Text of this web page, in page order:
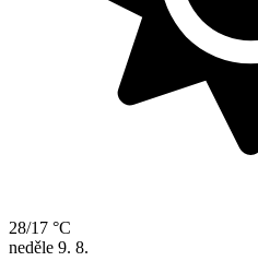
28/17 °C
neděle 9. 8.